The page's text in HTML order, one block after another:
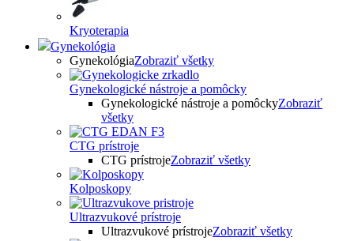
Kryoterapia
Gynekológia
GynekológiaZobraziť všetky
Gynekologické nástroje a pomôcky
Gynekologické nástroje a pomôckyZobraziť
všetky
CTG prístroje
CTG prístrojeZobraziť všetky
Kolposkopy
Ultrazvukové prístroje
Ultrazvukové prístrojeZobraziť všetky